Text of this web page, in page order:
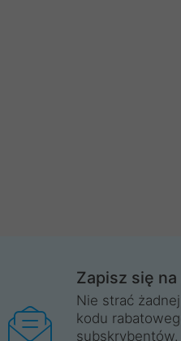
Zapisz się
Nie strać
kodu
subskrybentów.